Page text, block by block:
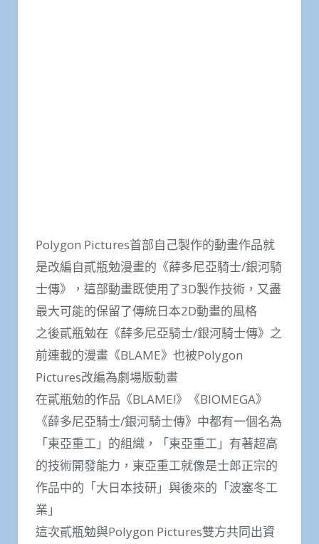
Polygon Pictures首部自己製作的動畫作品就
是改編自貳瓶勉漫畫的《薛多尼亞騎士/銀河騎
士傳》，這部動畫既使用了3D製作技術，又盡
最大可能的保留了傳統日本2D動畫的風格
之後貳瓶勉在《薛多尼亞騎士/銀河騎士傳》之
前連載的漫畫《BLAME》也被Polygon
Pictures改編為劇場版動畫
在貳瓶勉的作品《BLAME!》《BIOMEGA》
《薛多尼亞騎士/銀河騎士傳》中都有一個名為
「東亞重工」的組織，「東亞重工」有著超高
的技術開發能力，東亞重工就像是士郎正宗的
作品中的「大日本技研」與後來的「波塞冬工
業」
這次貳瓶勉與Polygon Pictures雙方共同出資